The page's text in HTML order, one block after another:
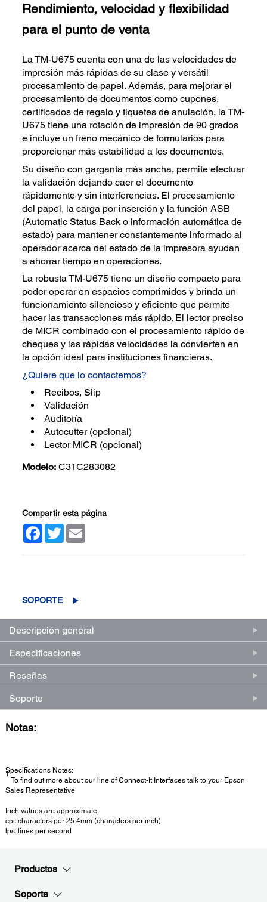
Rendimiento, velocidad y flexibilidad
para el punto de venta
La TM-U675 cuenta con una de las velocidades de
impresión más rápidas de su clase y versátil
procesamiento de papel. Además, para mejorar el
procesamiento de documentos como cupones,
certificados de regalo y tiquetes de anulación, la TM-
U675 tiene una rotación de impresión de 90 grados
e incluye un freno mecánico de formularios para
proporcionar más estabilidad a los documentos.
Su diseño con garganta más ancha, permite efectuar
la validación dejando caer el documento
rápidamente y sin interferencias. El procesamiento
del papel, la carga por inserción y la función ASB
(Automatic Status Back o información automática de
estado) para mantener constantemente informado al
operador acerca del estado de la impresora ayudan
a ahorrar tiempo en operaciones.
La robusta TM-U675 tiene un diseño compacto para
poder operar en espacios comprimidos y brinda un
funcionamiento silencioso y eficiente que permite
hacer las transacciones más rápido. El lector preciso
de MICR combinado con el procesamiento rápido de
cheques y las rápidas velocidades la convierten en
la opción ideal para instituciones financieras.
¿Quiere que lo contactemos?
Recibos, Slip
Validación
Auditoría
Autocutter (opcional)
Lector MICR (opcional)
Modelo: C31C283082
Compartir esta página
Facebook
Twitter
Enlace
la
misma
página.
SOPORTE
Descripción general
Especificaciones
Reseñas
Soporte
Notas:
Specifications Notes:
1
To find out more about our line of Connect-It Interfaces talk to your Epson
Sales Representative
Inch values are approximate.
cpi: characters per 25.4mm (characters per inch)
lps: lines per second
Productos
Soporte